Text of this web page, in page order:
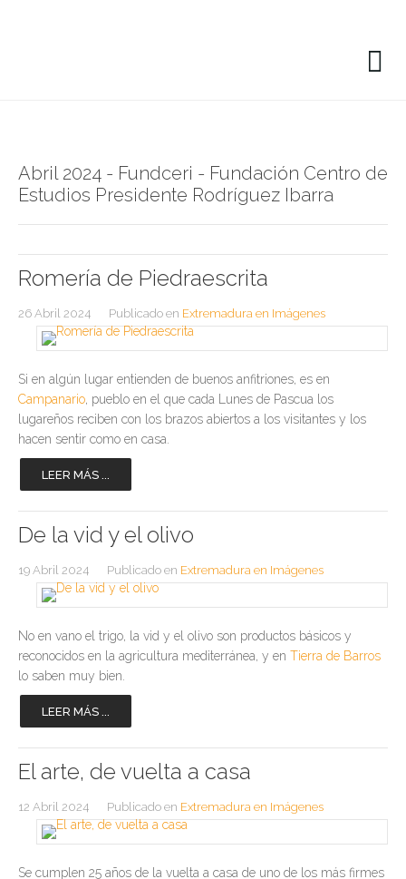
Abril 2024 - Fundceri - Fundación Centro de
Estudios Presidente Rodríguez Ibarra
Romería de Piedraescrita
26 Abril 2024 Publicado en Extremadura en Imágenes
Si en algún lugar entienden de buenos anfitriones, es en
Campanario , pueblo en el que cada Lunes de Pascua los
lugareños reciben con los brazos abiertos a los visitantes y los
hacen sentir como en casa.
LEER MÁS ...
De la vid y el olivo
19 Abril 2024 Publicado en Extremadura en Imágenes
No en vano el trigo, la vid y el olivo son productos básicos y
reconocidos en la agricultura mediterránea, y en Tierra de Barros
lo saben muy bien.
LEER MÁS ...
El arte, de vuelta a casa
12 Abril 2024 Publicado en Extremadura en Imágenes
Se cumplen 25 años de la vuelta a casa de uno de los más firmes